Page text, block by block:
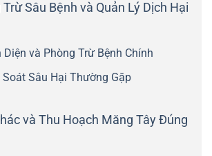
Trừ Sâu Bệnh và Quản Lý Dịch Hại
Diện và Phòng Trừ Bệnh Chính
Soát Sâu Hại Thường Gặp
và Thu Hoạch Măng Tây Đúng